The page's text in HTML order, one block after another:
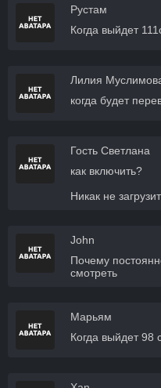
Рустам
Когда выйдет
Лилия
когда будет
Гость Светлана
как включить?
Никак не
John
Почему
смотреть
Марьям
Когда выйдет 98